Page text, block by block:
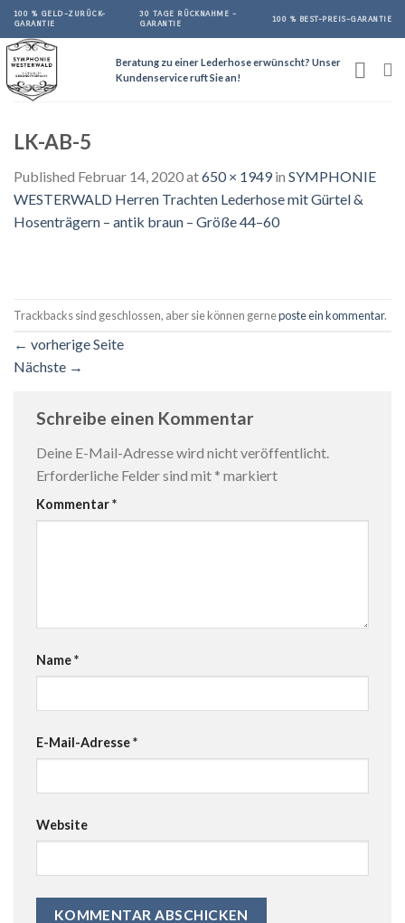
Skip
content
100 % GELD-ZURÜCK-
GARANTIE
30 TAGE RÜCKNAHME -
GARANTIE
100 % BEST-PREIS-GARANTIE
Beratung zu einer Lederhose erwünscht? Unser
Kundenservice ruft Sie an!
LK-AB-5
Published Februar 14, 2020at650 × 1949in SYMPHONIE
WESTERWALD Herren Trachten Lederhose mit Gürtel &
Hosenträgern – antik braun – Größe 44–60
Trackbacks sind geschlossen, aber sie können gerneposte ein kommentar.
← vorherige Seite
Nächste →
Schreibe einen Kommentar
Deine E-Mail-Adresse wird nicht veröffentlicht.
Erforderliche Felder sind mit * markiert
Kommentar*
Name*
E-Mail-Adresse*
Website